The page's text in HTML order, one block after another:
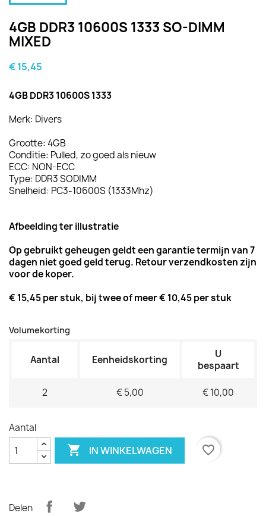
4GB DDR3 10600S 1333 SO-DIMM
MIXED
€ 15,45
4GB DDR3 10600S 1333
Merk: Divers
Grootte: 4GB
Conditie: Pulled, zo goed als nieuw
ECC: NON-ECC
Type: DDR3 SODIMM
Snelheid: PC3-10600S (1333Mhz)
Afbeelding ter illustratie
Op gebruikt geheugen geldt een garantie termijn van 7
dagen niet goed geld terug. Retour verzendkosten zijn
voor de koper.
€ 15,45 per stuk, bij twee of meer € 10,45 per stuk
Volumekorting
Aantal Eenheidskorting
U
bespaart
2 € 5,00 € 10,00
Aantal
 IN WINKELWAGEN favorite_border
Delen